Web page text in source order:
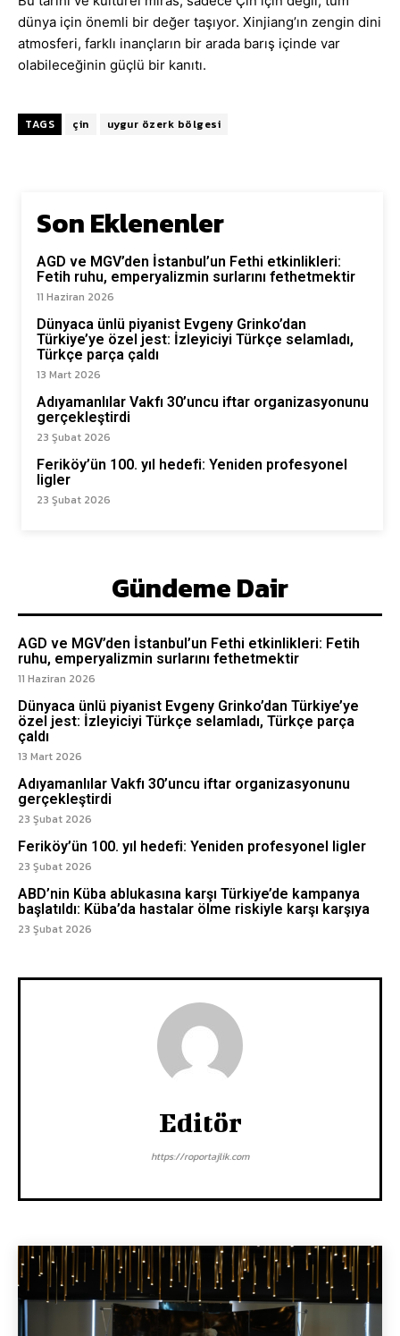
dünya için önemli bir değer taşıyor. Xinjiang’ın zengin dini
atmosferi, farklı inançların bir arada barış içinde var
olabileceğinin güçlü bir kanıtı.
TAGS çin uygur özerk bölgesi
Son Eklenenler
AGD ve MGV’den İstanbul’un Fethi etkinlikleri:
Fetih ruhu, emperyalizmin surlarını fethetmektir
11 Haziran 2026
Dünyaca ünlü piyanist Evgeny Grinko’dan
Türkiye’ye özel jest: İzleyiciyi Türkçe selamladı,
Türkçe parça çaldı
13 Mart 2026
Adıyamanlılar Vakfı 30’uncu iftar organizasyonunu
gerçekleştirdi
23 Şubat 2026
Feriköy’ün 100. yıl hedefi: Yeniden profesyonel
ligler
23 Şubat 2026
Gündeme Dair
AGD ve MGV’den İstanbul’un Fethi etkinlikleri: Fetih
ruhu, emperyalizmin surlarını fethetmektir
11 Haziran 2026
Dünyaca ünlü piyanist Evgeny Grinko’dan Türkiye’ye
özel jest: İzleyiciyi Türkçe selamladı, Türkçe parça
çaldı
13 Mart 2026
Adıyamanlılar Vakfı 30’uncu iftar organizasyonunu
gerçekleştirdi
23 Şubat 2026
Feriköy’ün 100. yıl hedefi: Yeniden profesyonel ligler
23 Şubat 2026
ABD’nin Küba ablukasına karşı Türkiye’de kampanya
başlatıldı: Küba’da hastalar ölme riskiyle karşı karşıya
23 Şubat 2026
Editör
https://roportajlik.com